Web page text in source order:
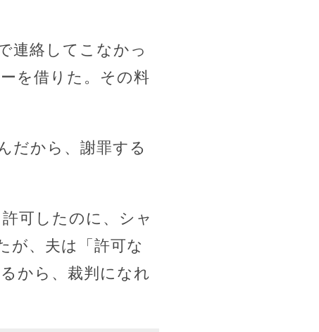
連絡してこなかっ
を借りた。その料
だから、謝罪する
可したのに、シャ
が、夫は「許可な
から、裁判になれ